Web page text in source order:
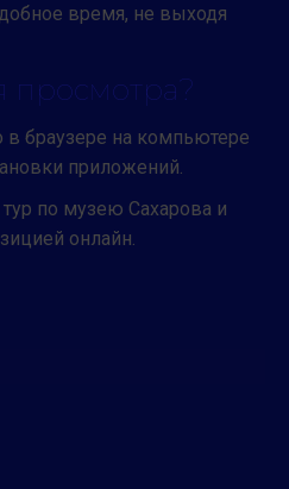
время, не выходя
просмотра?
в браузере на компьютере
приложений.
по музею Сахарова и
онлайн.